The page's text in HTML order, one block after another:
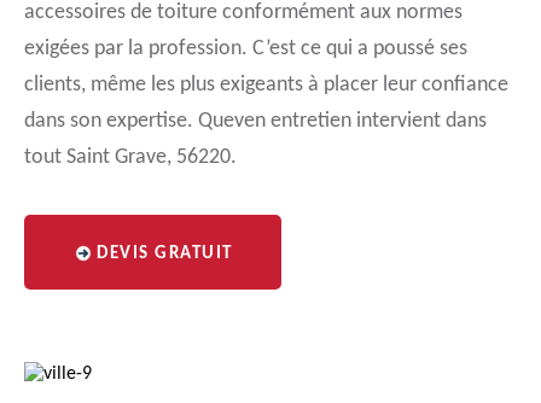
accessoires de toiture conformément aux normes
exigées par la profession. C’est ce qui a poussé ses
clients, même les plus exigeants à placer leur confiance
dans son expertise. Queven entretien intervient dans
tout Saint Grave, 56220.
DEVIS GRATUIT